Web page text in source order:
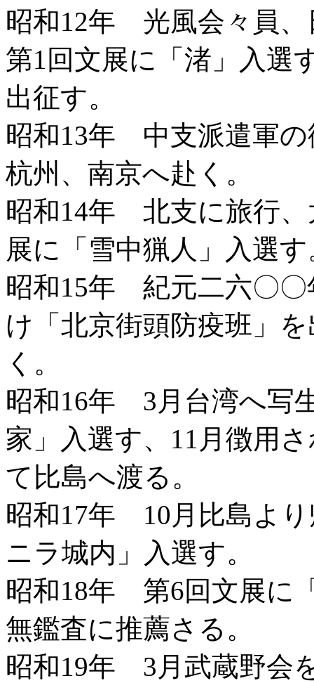
昭和12年 光風会々員、
第1回文展に「渚」入選
出征す。
昭和13年 中支派遣軍の
杭州、南京へ赴く。
昭和14年 北支に旅行、
展に「雪中猟人」入選す
昭和15年 紀元二六〇〇
け「北京街頭防疫班」
く。
昭和16年 3月台湾へ写
家」入選す、11月徴用
て比島へ渡る。
昭和17年 10月比島より
ニラ城内」入選す。
昭和18年 第6回文展に
無鑑査に推薦さる。
昭和19年 3月武蔵野会